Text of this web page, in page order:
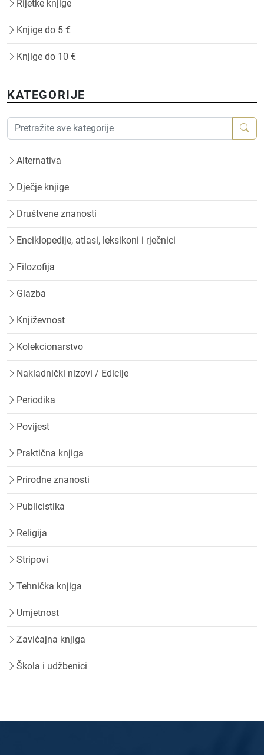
Rijetke knjige
Knjige do 5 €
Knjige do 10 €
KATEGORIJE
Alternativa
Dječje knjige
Društvene znanosti
Enciklopedije, atlasi, leksikoni i rječnici
Filozofija
Glazba
Književnost
Kolekcionarstvo
Nakladnički nizovi / Edicije
Periodika
Povijest
Praktična knjiga
Prirodne znanosti
Publicistika
Religija
Stripovi
Tehnička knjiga
Umjetnost
Zavičajna knjiga
Škola i udžbenici